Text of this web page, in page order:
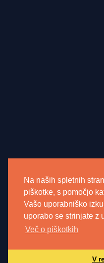
Na naših spletnih
piškotke, s pomočjo
Vašo uporabniško
uporabo se strinjate z
Več o piškotkih
V